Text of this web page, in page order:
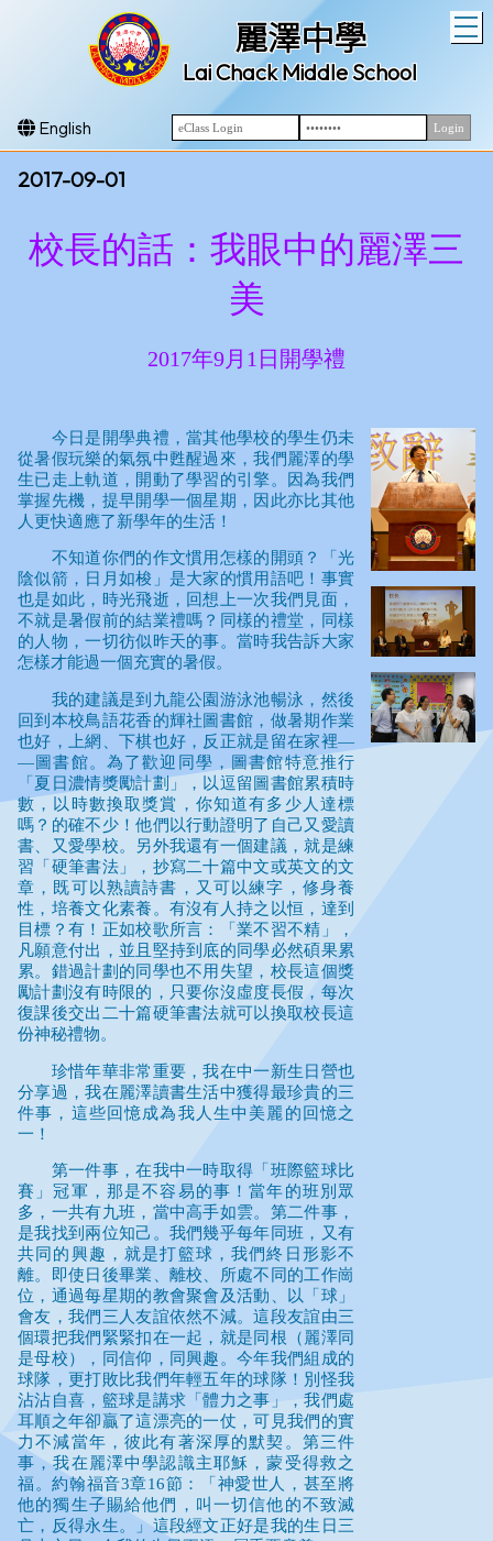
麗澤中學
Lai Chack Middle School
English
2017-09-01